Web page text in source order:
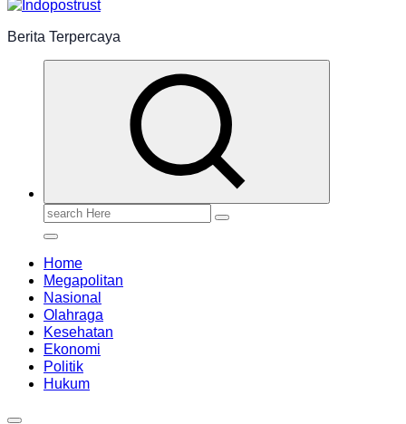
Berita Terpercaya
Search
Home
Megapolitan
Nasional
Olahraga
Kesehatan
Ekonomi
Politik
Hukum